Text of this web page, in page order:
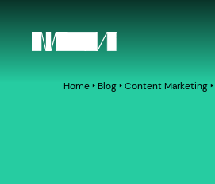
Home‣ Blog‣Content Marketing‣